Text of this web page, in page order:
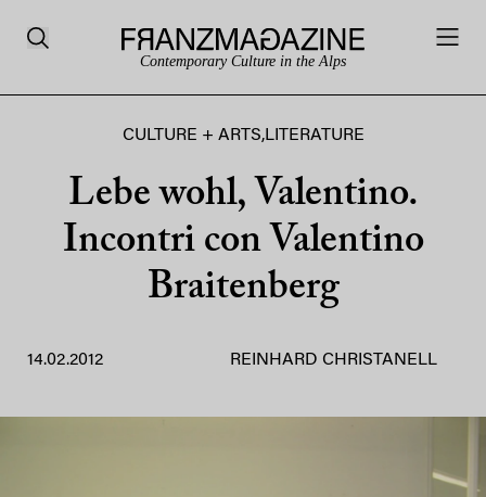
Contemporary Culture in the Alps
CULTURE + ARTS,LITERATURE
Lebe wohl, Valentino.
Incontri con Valentino
Braitenberg
14.02.2012 REINHARD CHRISTANELL